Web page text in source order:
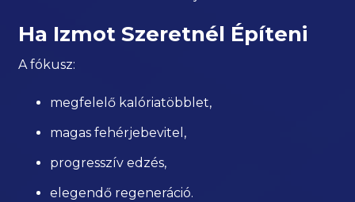
Ha Izmot Szeretnél Építeni
A fókusz:
megfelelő kalóriatöbblet,
magas fehérjebevitel,
progresszív edzés,
elegendő regeneráció.